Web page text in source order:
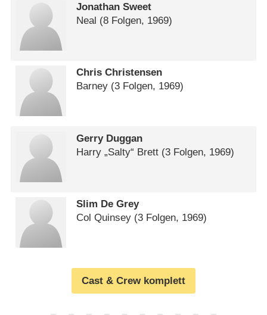
Jonathan Sweet
Neal (8 Folgen, 1969)
Chris Christensen
Barney (3 Folgen, 1969)
Gerry Duggan
Harry „Salty“ Brett (3 Folgen, 1969)
Slim De Grey
Col Quinsey (3 Folgen, 1969)
Cast & Crew komplett